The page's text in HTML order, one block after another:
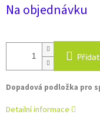
Na objednávku
Dopadová podložka pro
Detailní informace